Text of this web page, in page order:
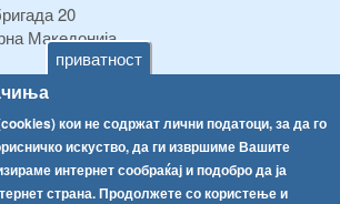
приватност
кои не содржат лични податоци, за да го
искуство, да ги извршиме Вашите
интернет сообраќај и подобро да ја
страна. Продолжете со користење и
20
Македонија